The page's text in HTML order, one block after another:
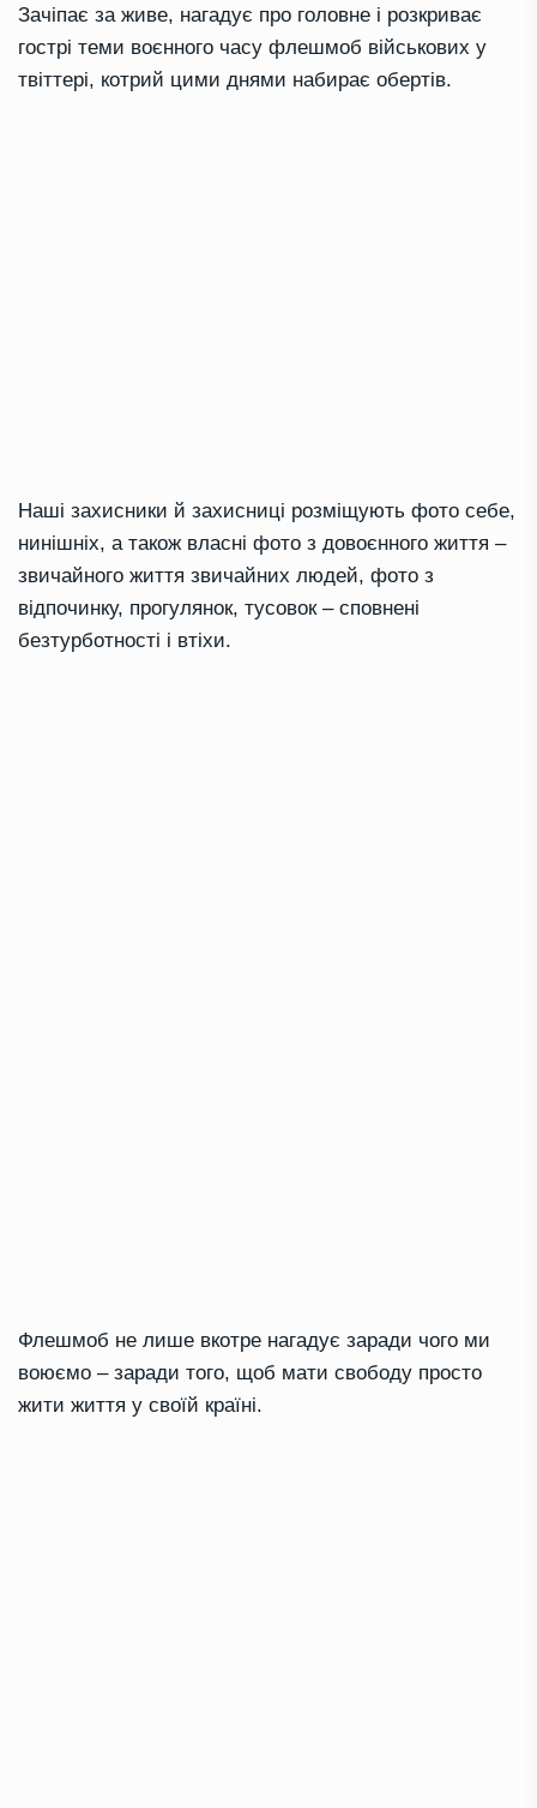
Зачіпає за живе, нагадує про головне і розкриває
гострі теми воєнного часу флешмоб військових у
твіттері, котрий цими днями набирає обертів.
Наші захисники й захисниці розміщують фото себе,
нинішніх, а також власні фото з довоєнного життя –
звичайного життя звичайних людей, фото з
відпочинку, прогулянок, тусовок – сповнені
безтурботності і втіхи.
Флешмоб не лише вкотре нагадує заради чого ми
воюємо – заради того, щоб мати свободу просто
жити життя у своїй країні.